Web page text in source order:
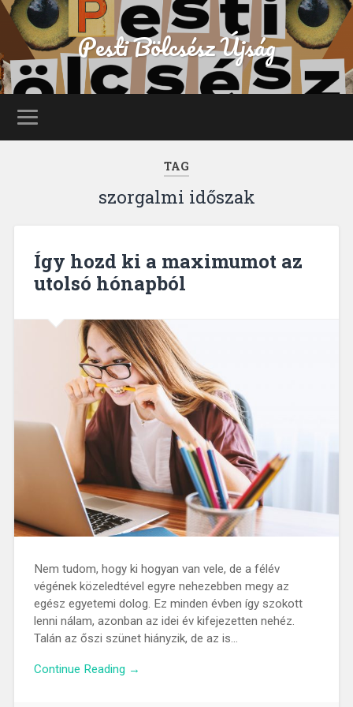
Pesti Bölcsész Újság
TAG
szorgalmi időszak
Így hozd ki a maximumot az
utolsó hónapból
Nem tudom, hogy ki hogyan van vele, de a félév
végének közeledtével egyre nehezebben megy az
egész egyetemi dolog. Ez minden évben így szokott
lenni nálam, azonban az idei év kifejezetten nehéz.
Talán az őszi szünet hiányzik, de az is…
Continue Reading →